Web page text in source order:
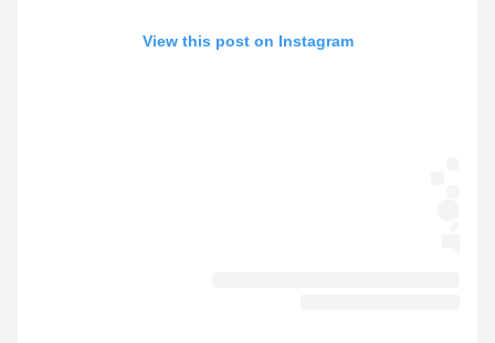
View this post on Instagram